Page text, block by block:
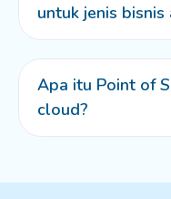
untuk jenis bisnis
Apa itu Point of
cloud?